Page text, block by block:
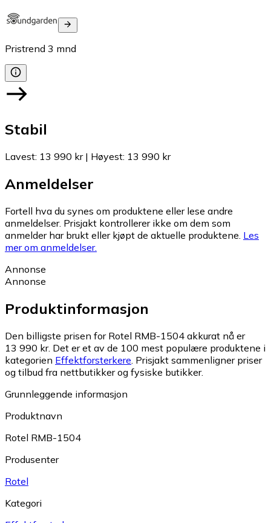
Pristrend 3 mnd
Stabil
Lavest: 13 990 kr| Høyest: 13 990 kr
Anmeldelser
Fortell hva du synes om produktene eller lese andre
anmeldelser. Prisjakt kontrollerer ikke om dem som
anmelder har brukt eller kjøpt de aktuelle produktene. Les
mer om anmeldelser.
Annonse
Annonse
Produktinformasjon
Den billigste prisen for Rotel RMB-1504 akkurat nå er
13 990 kr. Det er et av de 100 mest populære produktene i
kategorien Effektforsterkere Prisjakt sammenligner priser
og tilbud fra nettbutikker og fysiske butikker.
Grunnleggende informasjon
Produktnavn
Rotel RMB-1504
Produsenter
Rotel
Kategori